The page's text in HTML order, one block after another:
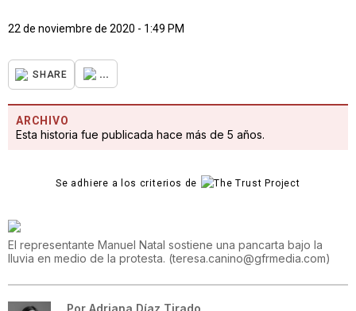
22 de noviembre de 2020 - 1:49 PM
SHARE ...
ARCHIVO
Esta historia fue publicada hace más de 5 años.
Se adhiere a los criterios de
El representante Manuel Natal sostiene una pancarta bajo la
lluvia en medio de la protesta. (teresa.canino@gfrmedia.com)